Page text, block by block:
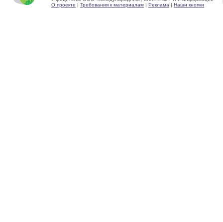
О проекте | Требования к материалам | Реклама | Наши кнопки